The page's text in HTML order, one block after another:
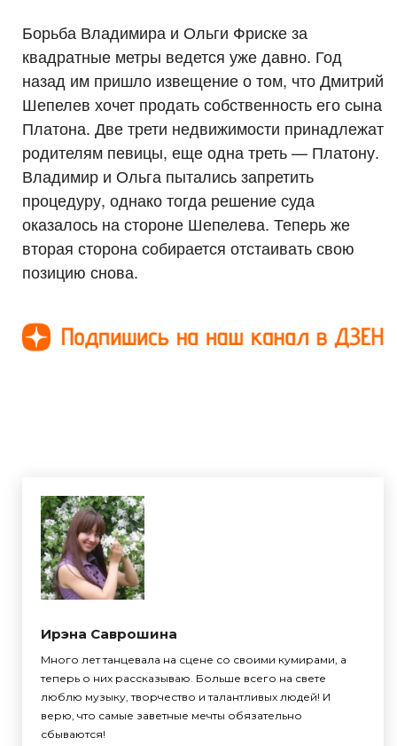
Борьба Владимира и Ольги Фриске за
квадратные метры ведется уже давно. Год
назад им пришло извещение о том, что Дмитрий
Шепелев хочет продать собственность его сына
Платона. Две трети недвижимости принадлежат
родителям певицы, еще одна треть — Платону.
Владимир и Ольга пытались запретить
процедуру, однако тогда решение суда
оказалось на стороне Шепелева. Теперь же
вторая сторона собирается отстаивать свою
позицию снова.
Ирэна Саврошина
Много лет танцевала на сцене со своими кумирами, а
теперь о них рассказываю. Больше всего на свете
люблю музыку, творчество и талантливых людей! И
верю, что самые заветные мечты обязательно
сбываются!